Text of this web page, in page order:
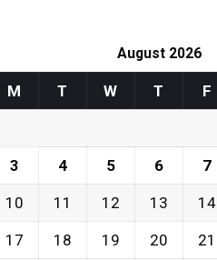
August 2026
M T W T F
3 4 5 6 7
10 11 12 13 14
17 18 19 20 21